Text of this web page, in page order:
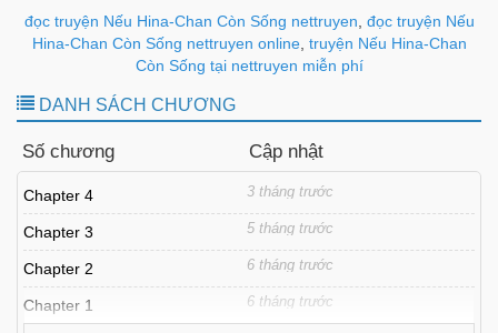
đọc truyện Nếu Hina-Chan Còn Sống nettruyen đọc truyện Nếu
Hina-Chan Còn Sống nettruyen online, truyện Nếu Hina-Chan
Còn Sống tại nettruyen miễn phí
DANH SÁCH CHƯƠNG
Số chương Cập nhật
Chapter 4 3 tháng trước
Chapter 3 5 tháng trước
Chapter 2 6 tháng trước
Chapter 1 6 tháng trước